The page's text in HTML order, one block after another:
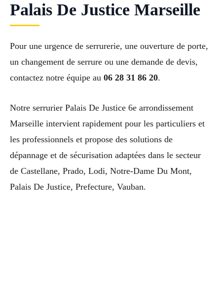
Palais De Justice Marseille
Pour une urgence de serrurerie, une ouverture de porte,
un changement de serrure ou une demande de devis,
contactez notre équipe au 06 28 31 86 20.
Notre serrurier Palais De Justice 6e arrondissement
Marseille intervient rapidement pour les particuliers et
les professionnels et propose des solutions de
dépannage et de sécurisation adaptées dans le secteur
de Castellane, Prado, Lodi, Notre-Dame Du Mont,
Palais De Justice, Prefecture, Vauban.